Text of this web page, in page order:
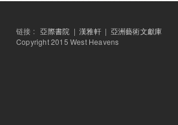
沙美智
链接 :亞際書院 |漢雅軒 | 亞洲藝術文獻庫
Copyright 2015 West Heavens